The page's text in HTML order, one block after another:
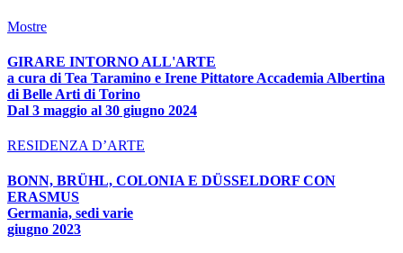
Mostre
GIRARE INTORNO ALL'ARTE
a cura di Tea Taramino e Irene Pittatore Accademia Albertina
di Belle Arti di Torino
Dal 3 maggio al 30 giugno 2024
RESIDENZA D’ARTE
BONN, BRÜHL, COLONIA E DÜSSELDORF CON
ERASMUS
Germania, sedi varie
giugno 2023